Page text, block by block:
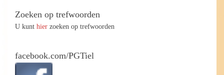
Zoeken op trefwoorden
U kunt hier zoeken op trefwoorden
facebook.com/PGTiel